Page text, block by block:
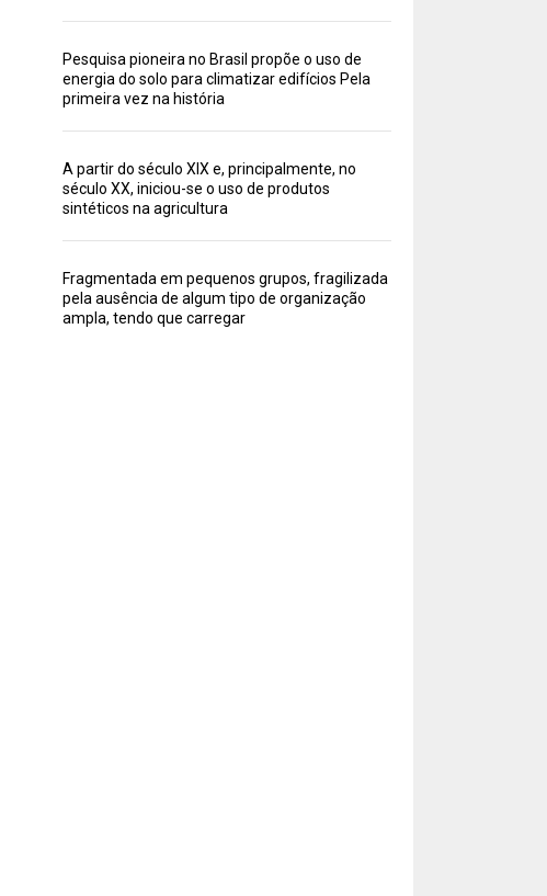
Pesquisa pioneira no Brasil propõe o uso de
energia do solo para climatizar edifícios Pela
primeira vez na história
A partir do século XIX e, principalmente, no
século XX, iniciou-se o uso de produtos
sintéticos na agricultura
Fragmentada em pequenos grupos, fragilizada
pela ausência de algum tipo de organização
ampla, tendo que carregar